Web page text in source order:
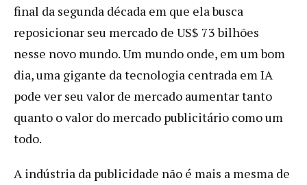
final da segunda década em que ela busca
reposicionar seu mercado de US$ 73 bilhões
nesse novo mundo. Um mundo onde, em um bom
dia, uma gigante da tecnologia centrada em IA
pode ver seu valor de mercado aumentar tanto
quanto o valor do mercado publicitário como um
todo.
A indústria da publicidade não é mais a mesma de